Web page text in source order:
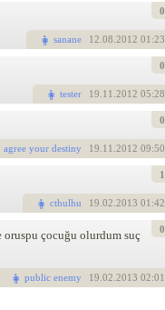
sanane 12 .08.2012 01:23
0
tester 19 .11.2012 05:28
0
agree your destiny 19 .11.2012 09:50
0
cthulhu 19 .02.2013 01:42
1
oruspu çocuğu olurdum suç
public enemy 19 .02.2013 02:01
0